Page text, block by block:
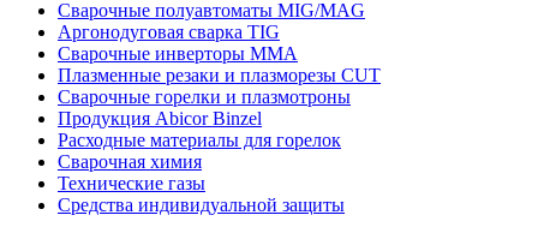
Сварочные полуавтоматы MIG/MAG
Аргонодуговая сварка TIG
Сварочные инверторы MMA
Плазменные резаки и плазморезы CUT
Сварочные горелки и плазмотроны
Продукция Abicor Binzel
Расходные материалы для горелок
Сварочная химия
Технические газы
Средства индивидуальной защиты